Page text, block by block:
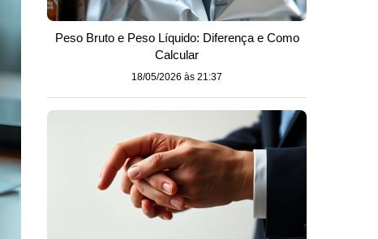
Peso Bruto e Peso Líquido: Diferença e Como
Calcular
18/05/2026 às 21:37